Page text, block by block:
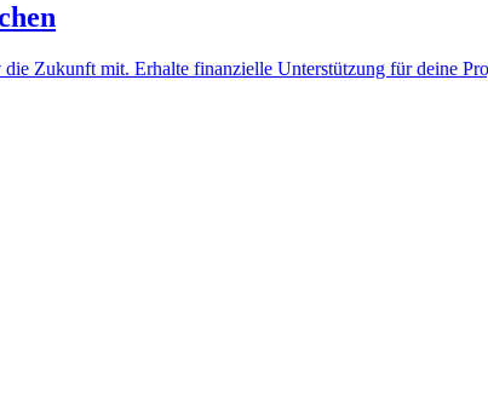
Zukunft mit. Erhalte finanzielle Unterstützung für deine